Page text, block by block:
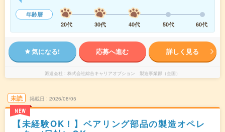
年齢層
20代
30代 40代 50代 60代
気になる! 応募へ進む 詳しく見る
派遣会社 株式会社綜合キャリアオプション 製造事業部（全国）
未読
NEW
掲載日 2026/08/05
【未経験OK！】ベアリング部品の製造オペレ